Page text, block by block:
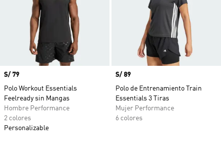
Precio
S/ 79
Polo Workout Essentials
Feelready sin Mangas
Hombre Performance
2 colores
Personalizable
Precio
S/ 89
Polo de Entrenamiento Train
Essentials 3 Tiras
Mujer Performance
6 colores